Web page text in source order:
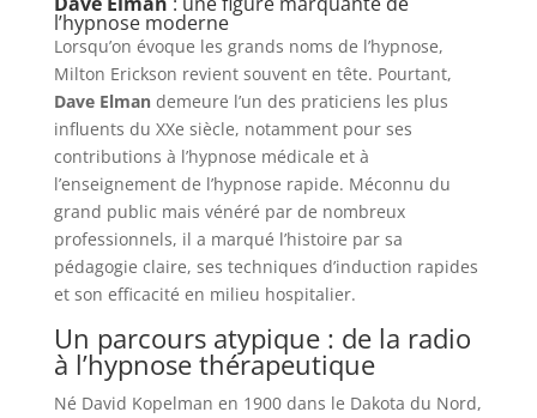
l’hypnose moderne
Lorsqu’on évoque les grands noms de l’hypnose,
Milton Erickson revient souvent en tête. Pourtant,
Dave Elmandemeure l’un des praticiens les plus
influents du XXe siècle, notamment pour ses
contributions à l’hypnose médicale et à
l’enseignement de l’hypnose rapide. Méconnu du
grand public mais vénéré par de nombreux
professionnels, il a marqué l’histoire par sa
pédagogie claire, ses techniques d’induction rapides
et son efficacité en milieu hospitalier.
Un parcours atypique : de la radio
à l’hypnose thérapeutique
Né David Kopelman en 1900 dans le Dakota du Nord,